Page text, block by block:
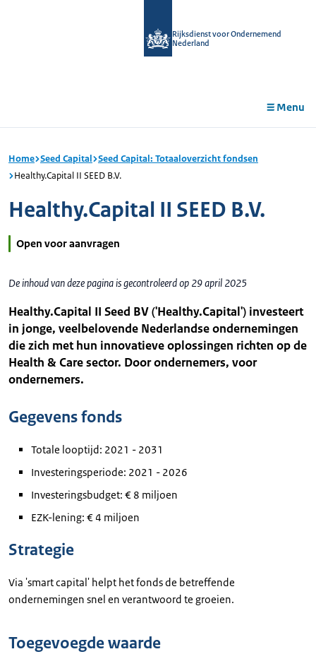
Rijksdienst voor Ondernemend
Nederland
Menu
Home Seed Capital Seed Capital: Totaaloverzicht fondsen
Healthy.Capital II SEED B.V.
Healthy.Capital II SEED B.V.
Open voor aanvragen
De inhoud van deze pagina is gecontroleerd op 29 april 2025
Healthy.Capital II Seed BV ('Healthy.Capital') investeert
in jonge, veelbelovende Nederlandse ondernemingen
die zich met hun innovatieve oplossingen richten op de
Health & Care sector. Door ondernemers, voor
ondernemers.
Gegevens fonds
Totale looptijd: 2021 - 2031
Investeringsperiode: 2021 - 2026
Investeringsbudget: € 8 miljoen
EZK-lening: € 4 miljoen
Strategie
Via 'smart capital' helpt het fonds de betreffende
ondernemingen snel en verantwoord te groeien.
Toegevoegde waarde